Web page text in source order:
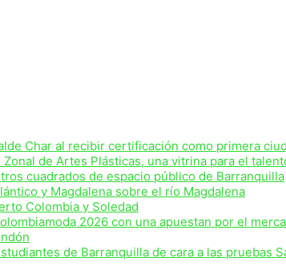
Char al recibir certificación como primera
de Artes Plásticas, una vitrina para el
cuadrados de espacio público de Barranquilla
y Magdalena sobre el río Magdalena
Colombia y Soledad
2026 con una apuestan por el
de Barranquilla de cara a las pruebas